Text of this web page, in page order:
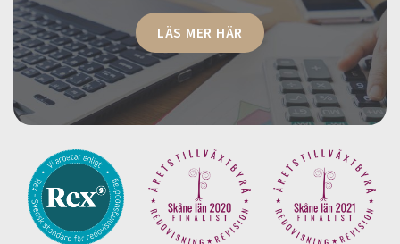
LÄS MER HÄR